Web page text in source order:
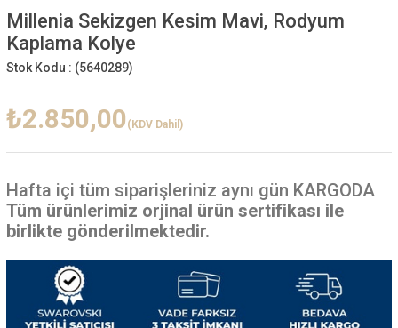
Millenia Sekizgen Kesim Mavi, Rodyum
Kaplama Kolye
Stok Kodu : (5640289)
₺2.850,00 (KDV Dahil)
Hafta içi tüm siparişleriniz aynı gün KARGODA
Tüm ürünlerimiz orjinal ürün sertifikası ile
birlikte gönderilmektedir.